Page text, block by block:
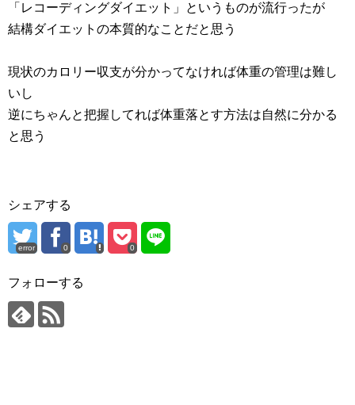
「レコーディングダイエット」というものが流行ったが
結構ダイエットの本質的なことだと思う
現状のカロリー収支が分かってなければ体重の管理は難し
いし
逆にちゃんと把握してれば体重落とす方法は自然に分かる
と思う
シェアする
error 0 0
フォローする